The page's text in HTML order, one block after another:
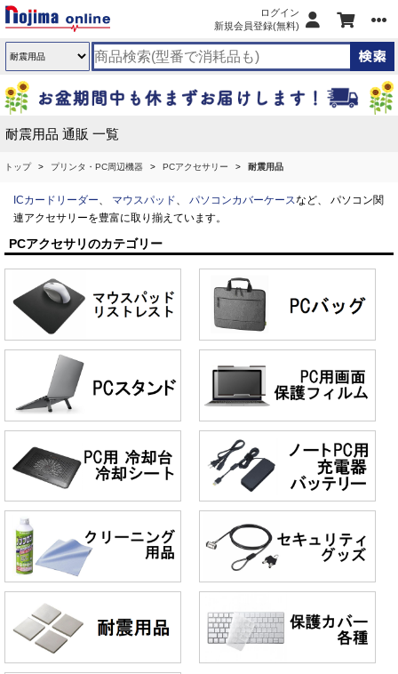
ログイン
新規会員登録(無料)
耐震用品 通販 一覧
トップ プリンタ・PC周辺機器 PCアクセサリー 耐震用品
ICカードリーダー、 マウスパッド、 パソコンカバーケースなど、 パソコン関
連アクセサリーを豊富に取り揃えています。
PCアクセサリのカテゴリー